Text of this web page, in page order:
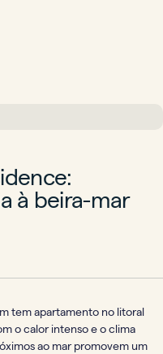
à beira-mar
tem apartamento no litoral
o calor intenso e o clima
ao mar promovem um